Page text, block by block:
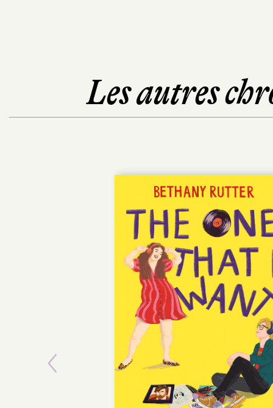
Les autres
Previous